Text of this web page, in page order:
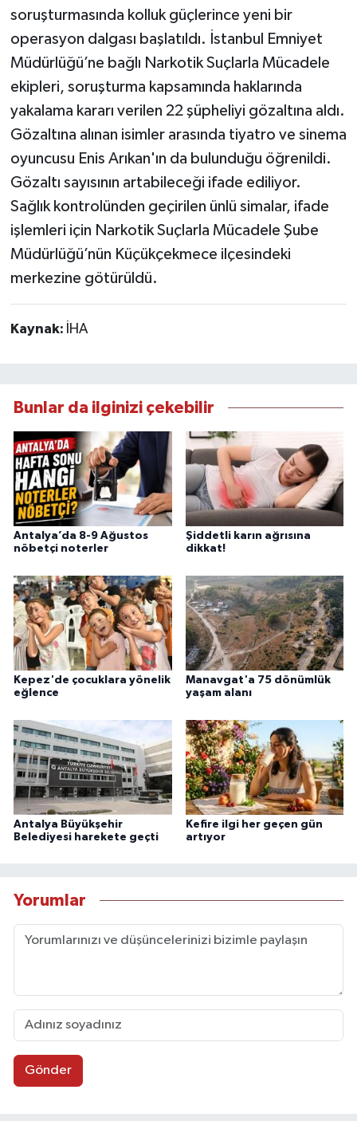
soruşturmasında kolluk güçlerince yeni bir
operasyon dalgası başlatıldı. İstanbul Emniyet
Müdürlüğü’ne bağlı Narkotik Suçlarla Mücadele
ekipleri, soruşturma kapsamında haklarında
yakalama kararı verilen 22 şüpheliyi gözaltına aldı.
Gözaltına alınan isimler arasında tiyatro ve sinema
oyuncusu Enis Arıkan'ın da bulunduğu öğrenildi.
Gözaltı sayısının artabileceği ifade ediliyor.
Sağlık kontrolünden geçirilen ünlü simalar, ifade
işlemleri için Narkotik Suçlarla Mücadele Şube
Müdürlüğü’nün Küçükçekmece ilçesindeki
merkezine götürüldü.
Kaynak: İHA
Bunlar da ilginizi çekebilir
Antalya’da 8-9 Ağustos
nöbetçi noterler
Şiddetli karın ağrısına
dikkat!
Kepez'de çocuklara yönelik
eğlence
Manavgat'a 75 dönümlük
yaşam alanı
Antalya Büyükşehir
Belediyesi harekete geçti
Kefire ilgi her geçen gün
artıyor
Yorumlar
Gönder
MAGAZİN